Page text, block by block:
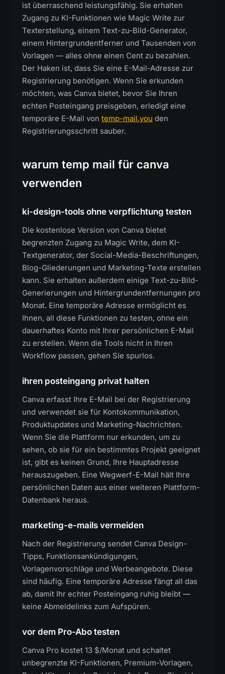
ist überraschend leistungsfähig. Sie erhalten
Zugang zu KI-Funktionen wie Magic Write zur
Texterstellung, einem Text-zu-Bild-Generator,
einem Hintergrundentferner und Tausenden von
Vorlagen — alles ohne einen Cent zu bezahlen.
Der Haken ist, dass Sie eine E-Mail-Adresse zur
Registrierung benötigen. Wenn Sie erkunden
möchten, was Canva bietet, bevor Sie Ihren
echten Posteingang preisgeben, erledigt eine
temporäre E-Mail von temp-mail.you den
Registrierungsschritt sauber.
warum temp mail für canva
verwenden
ki-design-tools ohne verpflichtung testen
Die kostenlose Version von Canva bietet
begrenzten Zugang zu Magic Write, dem KI-
Textgenerator, der Social-Media-Beschriftungen,
Blog-Gliederungen und Marketing-Texte erstellen
kann. Sie erhalten außerdem einige Text-zu-Bild-
Generierungen und Hintergrundentfernungen pro
Monat. Eine temporäre Adresse ermöglicht es
Ihnen, all diese Funktionen zu testen, ohne ein
dauerhaftes Konto mit Ihrer persönlichen E-Mail
zu erstellen. Wenn die Tools nicht in Ihren
Workflow passen, gehen Sie spurlos.
ihren posteingang privat halten
Canva erfasst Ihre E-Mail bei der Registrierung
und verwendet sie für Kontokommunikation,
Produktupdates und Marketing-Nachrichten.
Wenn Sie die Plattform nur erkunden, um zu
sehen, ob sie für ein bestimmtes Projekt geeignet
ist, gibt es keinen Grund, Ihre Hauptadresse
herauszugeben. Eine Wegwerf-E-Mail hält Ihre
persönlichen Daten aus einer weiteren Plattform-
Datenbank heraus.
marketing-e-mails vermeiden
Nach der Registrierung sendet Canva Design-
Tipps, Funktionsankündigungen,
Vorlagenvorschläge und Werbeangebote. Diese
sind häufig. Eine temporäre Adresse fängt all das
ab, damit Ihr echter Posteingang ruhig bleibt —
keine Abmeldelinks zum Aufspüren.
vor dem Pro-Abo testen
Canva Pro kostet 13 $/Monat und schaltet
unbegrenzte KI-Funktionen, Premium-Vorlagen,